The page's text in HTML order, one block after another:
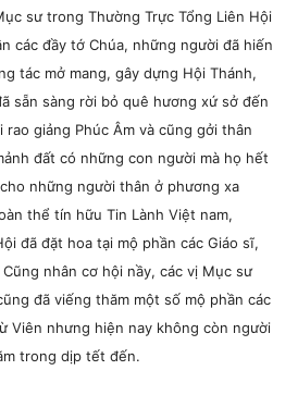
sư trong Thường Trực Tổng Liên Hội
các đầy tớ Chúa, những người đã hiến
tác mở mang, gây dựng Hội Thánh,
sẵn sàng rời bỏ quê hương xứ sở đến
giảng Phúc Âm và cũng gởi thân
đất có những con người mà họ hết
những người thân ở phương xa
thể tín hữu Tin Lành Việt nam,
đã đặt hoa tại mộ phần các Giáo sĩ,
nhân cơ hội nầy, các vị Mục sư
đã viếng thăm một số mộ phần các
Viên nhưng hiện nay không còn người
trong dịp tết đến.